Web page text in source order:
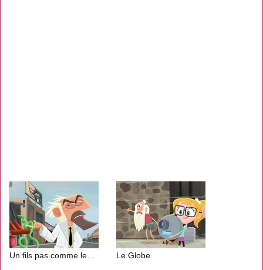
Le Globe